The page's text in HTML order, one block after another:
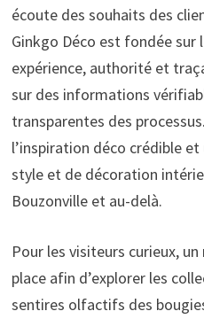
écoute des souhaits des
Ginkgo Déco est fondée sur
expérience, authorité et
sur des informations
transparentes des
l’inspiration déco crédible
style et de décoration
Bouzonville et au-delà.
Pour les visiteurs curieux,
place afin d’explorer les
sentires olfactifs des